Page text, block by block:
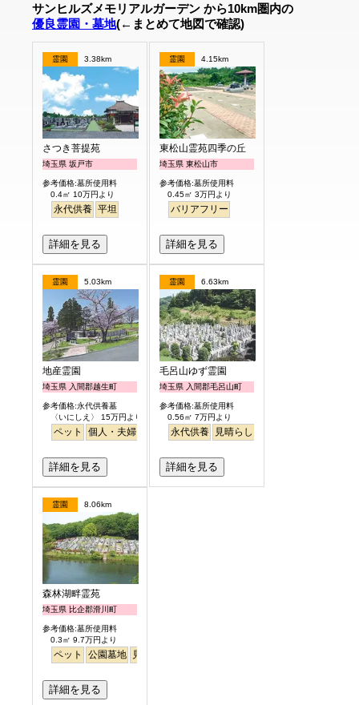
サンヒルズメモリアルガーデン から10km圏内の
優良霊園・墓地(←まとめて地図で確認)
霊園 3.38km
さつき菩提苑
埼玉県 坂戸市
参考価格:墓所使用料
0.4㎡ 10万円より
永代供養 平坦
詳細を見る
霊園 4.15km
東松山霊苑四季の丘
埼玉県 東松山市
参考価格:墓所使用料
0.45㎡ 3万円より
バリアフリー
詳細を見る
霊園 5.03km
地産霊園
埼玉県 入間郡越生町
参考価格:永代供養墓
〈いにしえ〉 15万円より
ペット 個人・夫婦 ガーデニング 公園墓地
詳細を見る
霊園 6.63km
毛呂山ゆず霊園
埼玉県 入間郡毛呂山町
参考価格:墓所使用料
0.56㎡ 7万円より
永代供養 見晴らし・眺望
詳細を見る
霊園 8.06km
森林湖畔霊苑
埼玉県 比企郡滑川町
参考価格:墓所使用料
0.3㎡ 9.7万円より
ペット 公園墓地 見晴らし・眺望
詳細を見る